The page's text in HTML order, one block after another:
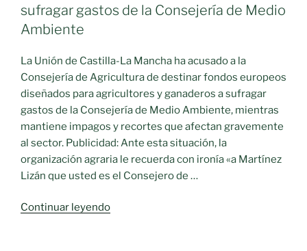
sufragar gastos de la Consejería de Medio
Ambiente
La Unión de Castilla-La Mancha ha acusado a la
Consejería de Agricultura de destinar fondos europeos
diseñados para agricultores y ganaderos a sufragar
gastos de la Consejería de Medio Ambiente, mientras
mantiene impagos y recortes que afectan gravemente
al sector. Publicidad: Ante esta situación, la
organización agraria le recuerda con ironía «a Martínez
Lizán que usted es el Consejero de …
Continuar leyendo«Acusan